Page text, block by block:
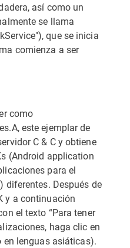
así como un
se llama
que se inicia
comienza a ser
como
este ejemplar de
C & C y obtiene
(Android application
para el
diferentes. Después de
y a continuación
el texto “Para tener
haga clic en
en lenguas asiáticas).